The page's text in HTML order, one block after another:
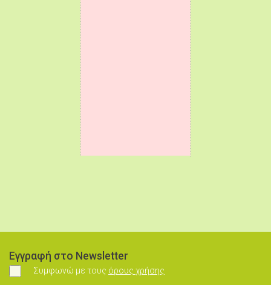
Εγγραφή στο Newsletter
Συμφωνώ
Συμφωνώ με τους όρους χρήσης